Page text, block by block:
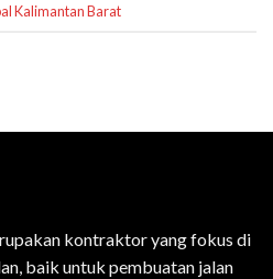
Kalimantan Barat
kontraktor yang fokus di
baik untuk pembuatan jalan